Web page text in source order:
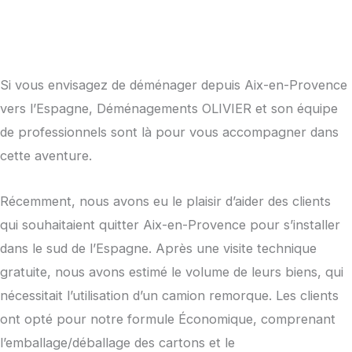
Si vous envisagez de déménager depuis Aix-en-Provence
vers l’Espagne, Déménagements OLIVIER et son équipe
de professionnels sont là pour vous accompagner dans
cette aventure.
Récemment, nous avons eu le plaisir d’aider des clients
qui souhaitaient quitter Aix-en-Provence pour s’installer
dans le sud de l’Espagne. Après une visite technique
gratuite, nous avons estimé le volume de leurs biens, qui
nécessitait l’utilisation d’un camion remorque. Les clients
ont opté pour notre formule Économique, comprenant
l’emballage/déballage des cartons et le